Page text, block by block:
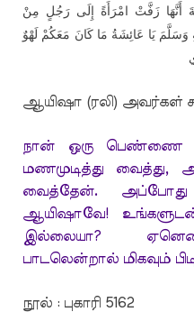
أَنَّهَا زَفَّتْ امْرَأَةً إِلَى رَجُلٍ مِنْ
وَسَلَّمَ يَا عَائِشَةُ مَا كَانَ مَعَكُمْ لَهْوٌ
ஆயிஷா (ரலி) அவர்கள்
நான் ஒரு பெண்ணை
மணமுடித்து வைத்து,
வைத்தேன்.
ஆயிஷாவே! உங்களுடன்
இல்லையா?
பாடலென்றால் மிகவும்
நூல் : புகாரி 5162